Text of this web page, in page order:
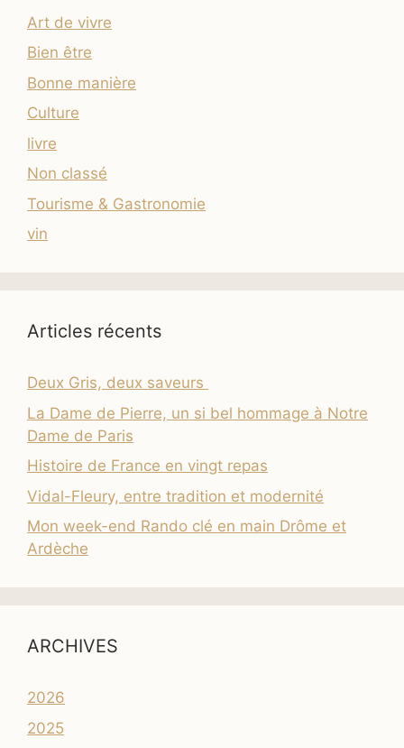
Art de vivre
Bien être
Bonne manière
Culture
livre
Non classé
Tourisme & Gastronomie
vin
Articles récents
Deux Gris, deux saveurs
La Dame de Pierre, un si bel hommage à Notre
Dame de Paris
Histoire de France en vingt repas
Vidal-Fleury, entre tradition et modernité
Mon week-end Rando clé en main Drôme et
Ardèche
ARCHIVES
2026
2025